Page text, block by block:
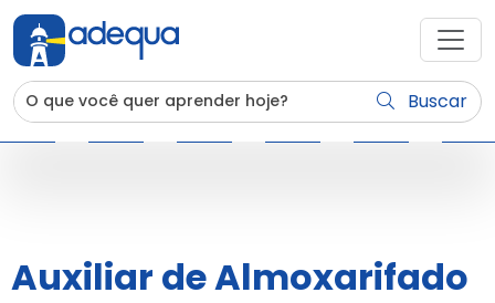
Buscar
Auxiliar de Almoxarifado